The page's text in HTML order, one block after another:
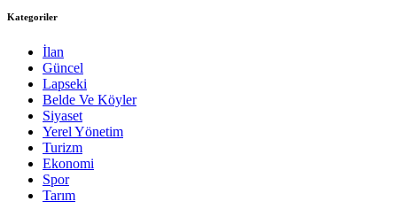
Kategoriler
İlan
Güncel
Lapseki
Belde Ve Köyler
Siyaset
Yerel Yönetim
Turizm
Ekonomi
Spor
Tarım